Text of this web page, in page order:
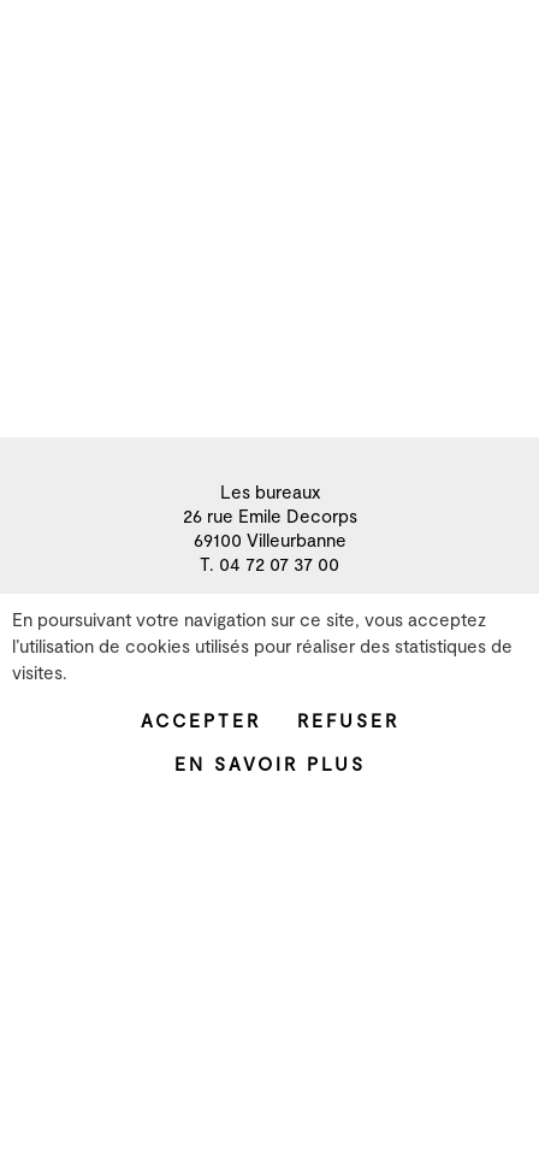
En poursuivant votre navigation sur ce site, vous acceptez
l’utilisation de cookies utilisés pour réaliser des statistiques de
visites.
ACCEPTER
REFUSER
EN SAVOIR PLUS
Les bureaux
26 rue Emile Decorps
69100 Villeurbanne
T. 04 72 07 37 00
Contactez-nous
Les studios
T. 04 72 07 37 00
Le projet